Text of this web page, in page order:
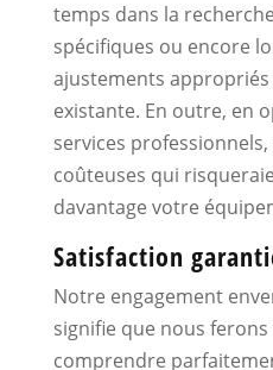
temps dans la
spécifiques ou encore
ajustements
existante. En outre, en
services
coûteuses qui
davantage votre
Satisfaction
Notre engagement
signifie que nous
comprendre